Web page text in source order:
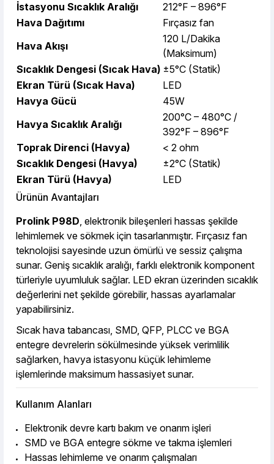
İstasyonu Sıcaklık Aralığı
212°F – 896°F
Hava Dağıtımı
Fırçasız fan
Hava Akışı
120 L/Dakika
(Maksimum)
Sıcaklık Dengesi (Sıcak Hava) ±5°C (Statik)
Ekran Türü (Sıcak Hava)
LED
Havya Gücü
45W
Havya Sıcaklık Aralığı
200°C – 480°C /
392°F – 896°F
Toprak Direnci (Havya)
< 2 ohm
Sıcaklık Dengesi (Havya)
±2°C (Statik)
Ekran Türü (Havya)
LED
Ürünün Avantajları
Prolink P98D, elektronik bileşenleri hassas şekilde
lehimlemek ve sökmek için tasarlanmıştır. Fırçasız fan
teknolojisi sayesinde uzun ömürlü ve sessiz çalışma
sunar. Geniş sıcaklık aralığı, farklı elektronik komponent
türleriyle uyumluluk sağlar. LED ekran üzerinden sıcaklık
değerlerini net şekilde görebilir, hassas ayarlamalar
yapabilirsiniz.
Sıcak hava tabancası, SMD, QFP, PLCC ve BGA
entegre devrelerin sökülmesinde yüksek verimlilik
sağlarken, havya istasyonu küçük lehimleme
işlemlerinde maksimum hassasiyet sunar.
Kullanım Alanları
Elektronik devre kartı bakım ve onarım işleri
SMD ve BGA entegre sökme ve takma işlemleri
Hassas lehimleme ve onarım çalışmaları